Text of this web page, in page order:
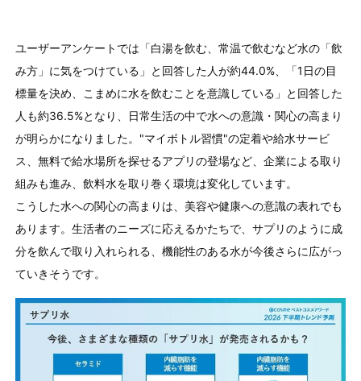
ユーザーアンケートでは「白湯を飲む、常温で飲むなど水の「飲
み方」に気をつけている」と回答した人が約44.0%、「1日の目
標量を決め、こまめに水を飲むことを意識している」と回答した
人も約36.5%となり、日常生活の中で水への意識・関心の高まり
が明らかになりました。"マイボトル習慣"の定着や給水サービ
ス、無料で給水場所を探せるアプリの登場など、企業による取り
組みも進み、飲料水を取り巻く環境は変化しています。
こうした水への関心の高まりは、美容や健康への意識の表れでも
あります。生活者のニーズに応えるかたちで、サプリのように成
分を飲んで取り入れられる、機能性のある水が今後さらに広がっ
ていきそうです。